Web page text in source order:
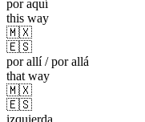
por aquí
this way
🇲🇽
🇪🇸
por allí / por allá
that way
🇲🇽
🇪🇸
izquierda